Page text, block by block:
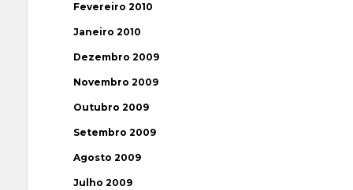
Fevereiro 2010
Janeiro 2010
Dezembro 2009
Novembro 2009
Outubro 2009
Setembro 2009
Agosto 2009
Julho 2009